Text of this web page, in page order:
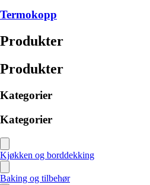
Termokopp
Produkter
Produkter
Kategorier
Kategorier
Kjøkken og borddekking
Baking og tilbehør